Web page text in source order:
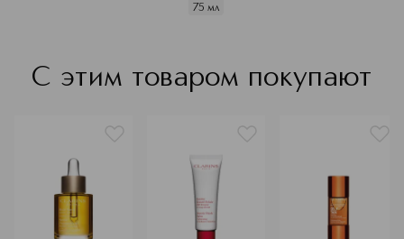
75 мл
С этим товаром покупают